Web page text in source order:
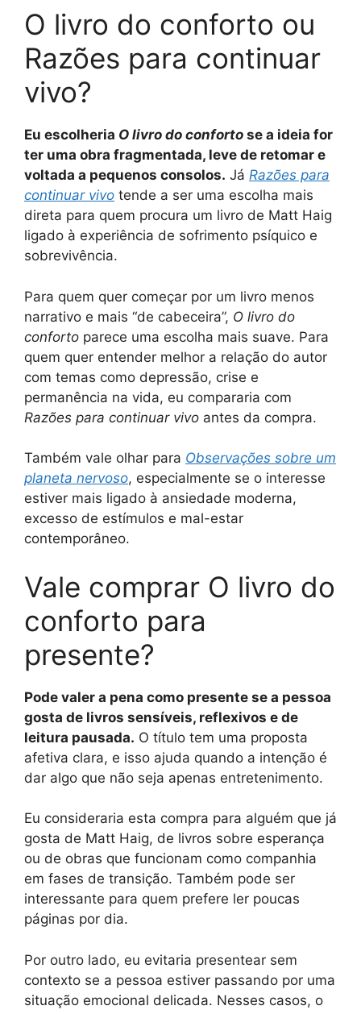
O livro do conforto ou
Razões para continuar
vivo?
Eu escolheria O livro do conforto se a ideia for
ter uma obra fragmentada, leve de retomar e
voltada a pequenos consolos. Já Razões para
continuar vivo tende a ser uma escolha mais
direta para quem procura um livro de Matt Haig
ligado à experiência de sofrimento psíquico e
sobrevivência.
Para quem quer começar por um livro menos
narrativo e mais “de cabeceira”, O livro do
conforto parece uma escolha mais suave. Para
quem quer entender melhor a relação do autor
com temas como depressão, crise e
permanência na vida, eu compararia com
Razões para continuar vivo antes da compra.
Também vale olhar para Observações sobre um
planeta nervoso, especialmente se o interesse
estiver mais ligado à ansiedade moderna,
excesso de estímulos e mal-estar
contemporâneo.
Vale comprar O livro do
conforto para
presente?
Pode valer a pena como presente se a pessoa
gosta de livros sensíveis, reflexivos e de
leitura pausada. O título tem uma proposta
afetiva clara, e isso ajuda quando a intenção é
dar algo que não seja apenas entretenimento.
Eu consideraria esta compra para alguém que já
gosta de Matt Haig, de livros sobre esperança
ou de obras que funcionam como companhia
em fases de transição. Também pode ser
interessante para quem prefere ler poucas
páginas por dia.
Por outro lado, eu evitaria presentear sem
contexto se a pessoa estiver passando por uma
situação emocional delicada. Nesses casos, o